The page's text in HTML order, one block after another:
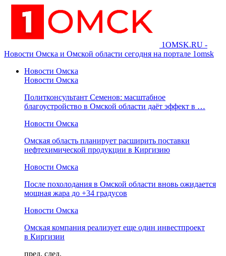
1OMSK.RU -
Новости Омска и Омской области сегодня на портале 1omsk
Новости Омска
Новости Омска
Политконсультант Семенов: масштабное
благоустройство в Омской области даёт эффект в …
Новости Омска
Омская область планирует расширить поставки
нефтехимической продукции в Киргизию
Новости Омска
После похолодания в Омской области вновь ожидается
мощная жара до +34 градусов
Новости Омска
Омская компания реализует еще один инвестпроект
в Киргизии
пред. след.